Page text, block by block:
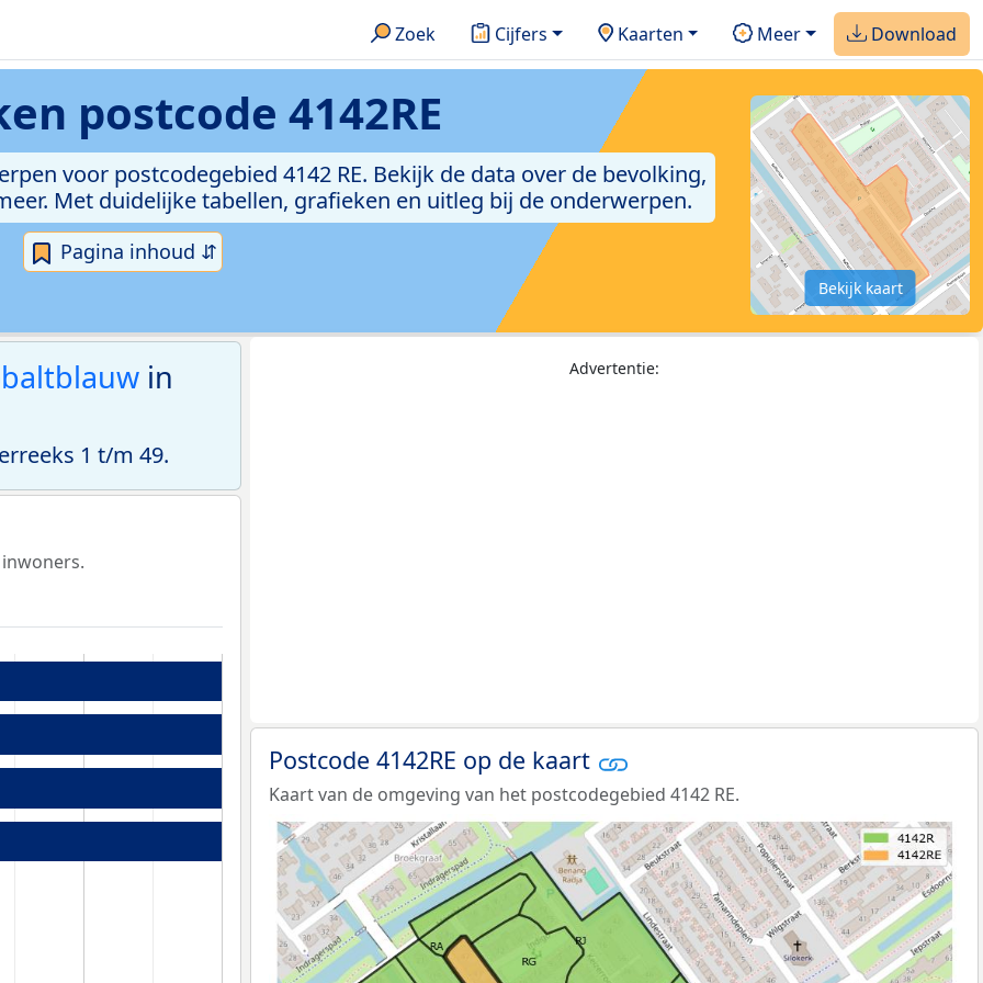
Zoek Cijfers Kaarten Meer Download
postcode 4142RE
voor postcodegebied 4142 RE. Bekijk de data over de bevolking,
Met duidelijke tabellen, grafieken en uitleg bij de onderwerpen.
Pagina inhoud ⇵
Bekijk kaart
in
1 t/m 49.
Advertentie:
Postcode 4142RE op de kaart
Kaart van de omgeving van het postcodegebied 4142 RE.